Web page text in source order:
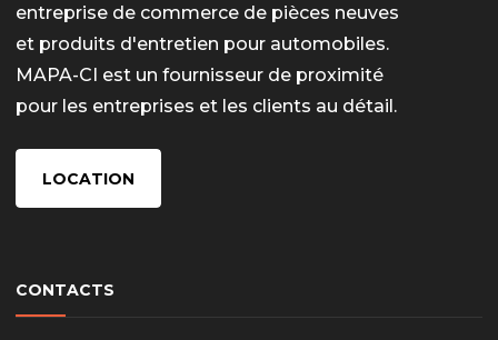
entreprise de commerce de pièces neuves
et produits d'entretien pour automobiles.
MAPA-CI est un fournisseur de proximité
pour les entreprises et les clients au détail.
LOCATION
CONTACTS